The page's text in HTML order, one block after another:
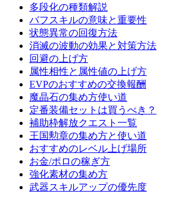
多段化の種類解説
バフスキルの意味と重要性
状態異常の回復方法
消滅の波動の効果と対策方法
回避の上げ方
属性相性と属性値の上げ方
EVPのおすすめの交換報酬
魔晶石の集め方使い道
定番装備セットは買うべき？
補助枠解放クエスト一覧
王国勲章の集め方と使い道
おすすめのレベル上げ場所
お金/ポロの稼ぎ方
強化素材の集め方
武器スキルアップの優先度